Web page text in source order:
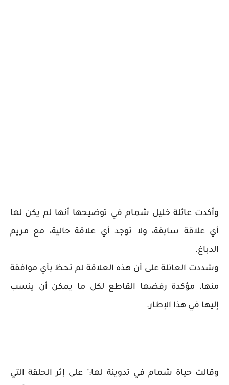
وأكدت عائلة خليل شمام في توضيحها أنها لم يكن لها
أي علاقة سابقة، ولا توجد أي علاقة حالية، مع مريم
الدباغ.
وشددت العائلة على أن هذه العلاقة لم تحظ بأي موافقة
منها، مؤكدة رفضها القاطع لكل ما يمكن أن ينسب
إليها في هذا الإطار.
وقالت حياة شمام في تدوينة لها:" على إثر الحلقة التي